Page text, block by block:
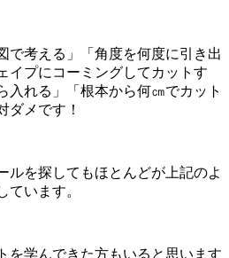
考える」「角度を何度に引き出
イプにコーミングしてカットす
入れる」「根本から何㎝でカット
ダメです！
ルを探してもほとんどが上記のよ
ています。
を学んできた方もいると思います